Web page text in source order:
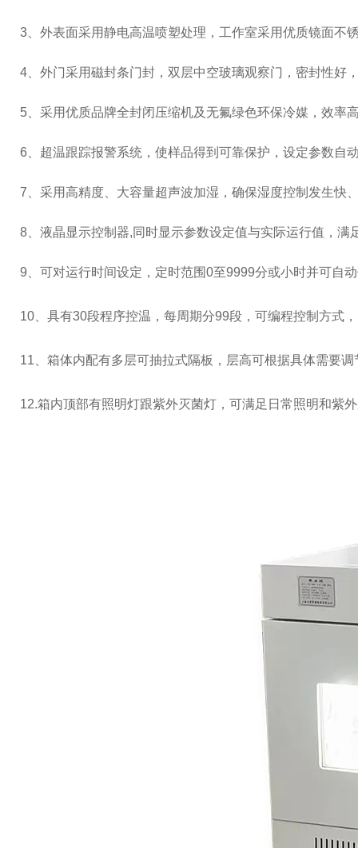
3 、外表面采用静电高温喷塑处理，工作室采用优质镜面不
4 、外门采用磁封条门封，双层中空玻璃观察门，密封性
5 、采用优质品牌全封闭压缩机及无氟绿色环保冷媒，效
6 、超温跟踪报警系统，使样品得到可靠保护，设定参数自
7 、采用高精度、大容量超声波加湿，确保湿度控制发生快
8 、液晶显示控制器,同时显示参数设定值与实际运行值，满
9 、可对运行时间设定，定时范围0至9999分或小时并可自
10、具有30段程序控温，每周期分99段，可编程控制方式
11、箱体内配有多层可抽拉式隔板，层高可根据具体需要
12.箱内顶部有照明灯跟紫外灭菌灯，可满足日常照明和紫